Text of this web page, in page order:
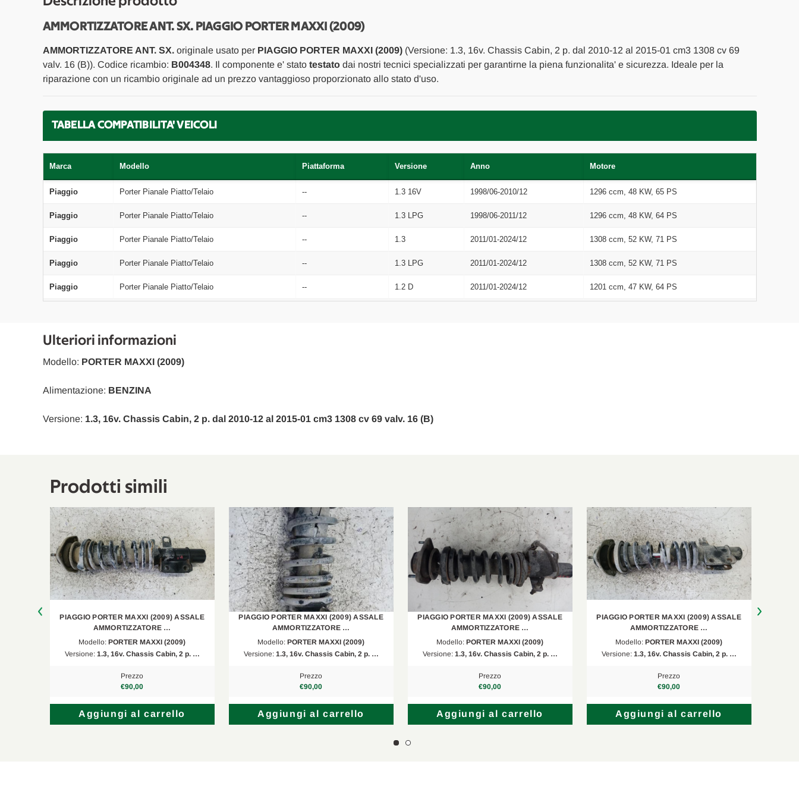
2015
[[262867]]
2015
[[262867]]
AMMORTIZZATORE ANT. SX. PIAGGIO PORTER MAXXI (2009)
AMMORTIZZATORE ANT. SX.originale usato per PIAGGIO PORTER MAXXI (2009)(Versione: 1.3, 16v. Chassis Cabin, 2 p. dal 2010-12 al 2015-01 cm3 1308 cv 69
valv. 16 (B)). Codice ricambio: B004348. Il componente e' stato testatodai nostri tecnici specializzati per garantirne la piena funzionalita' e sicurezza. Ideale per la
riparazione con un ricambio originale ad un prezzo vantaggioso proporzionato allo stato d'uso.
TABELLA COMPATIBILITA' VEICOLI
Marca Modello Piattaforma Versione Anno Motore
Piaggio Porter Pianale Piatto/Telaio -- 1.3 16V 1998/06-2010/12 1296 ccm, 48 KW, 65 PS
Piaggio Porter Pianale Piatto/Telaio -- 1.3 LPG 1998/06-2011/12 1296 ccm, 48 KW, 64 PS
Piaggio Porter Pianale Piatto/Telaio -- 1.3 2011/01-2024/12 1308 ccm, 52 KW, 71 PS
Piaggio Porter Pianale Piatto/Telaio -- 1.3 LPG 2011/01-2024/12 1308 ccm, 52 KW, 71 PS
Piaggio Porter Pianale Piatto/Telaio -- 1.2 D 2011/01-2024/12 1201 ccm, 47 KW, 64 PS
Piaggio Porter Pianale Piatto/Telaio
Ulteriori informazioni
Modello: PORTER MAXXI (2009)
Versione: 1.3, 16v. Chassis Cabin, 2 p. dal 2010-12 al 2015-01 cm3 1308 cv 69 valv. 16 (B)
Alimentazione: BENZINA
Prodotti simili
PIAGGIO PORTER MAXXI (2009) ASSALE
AMMORTIZZATORE …
Modello: PORTER MAXXI (2009)
Versione: 1.3, 16v. Chassis Cabin, 2 p. …
Prezzo
€90,00
Aggiungi al carrello
PIAGGIO PORTER MAXXI (2009) ASSALE
AMMORTIZZATORE …
Modello: PORTER MAXXI (2009)
Versione: 1.3, 16v. Chassis Cabin, 2 p. …
Prezzo
€90,00
Aggiungi al carrello
PIAGGIO PORTER MAXXI (2009) ASSALE
AMMORTIZZATORE …
Modello: PORTER MAXXI (2009)
Versione: 1.3, 16v. Chassis Cabin, 2 p. …
Prezzo
€90,00
Aggiungi al carrello
PIAGGIO PORTER MAXXI (2009) ASSALE
AMMORTIZZATORE …
Modello: PORTER MAXXI (2009)
Versione: 1.3, 16v. Chassis Cabin, 2 p. …
Prezzo
€90,00
Aggiungi al carrello